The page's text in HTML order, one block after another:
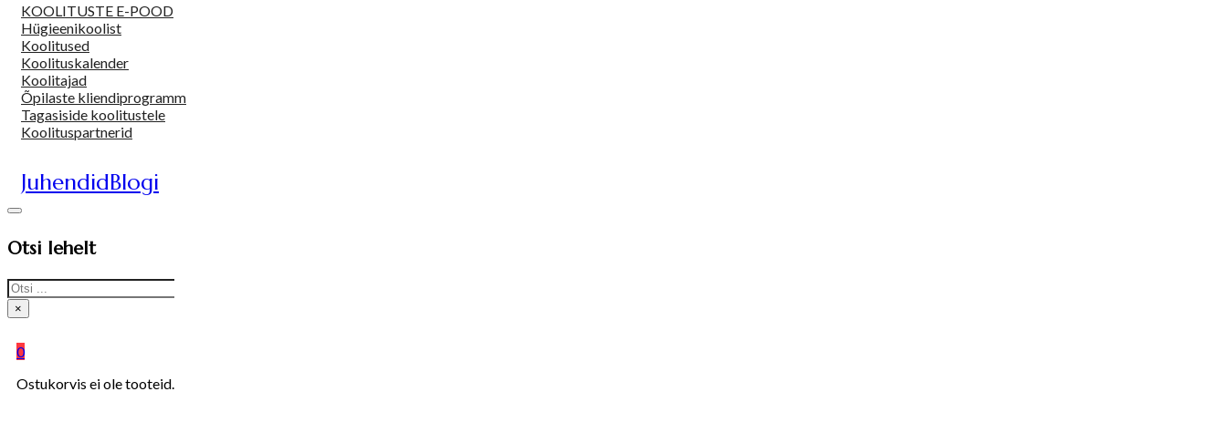
KOOLITUSTE E-POOD
Hügieenikoolist
Koolitused
Koolituskalender
Koolitajad
Õpilaste kliendiprogramm
Tagasiside koolitustele
Koolituspartnerid
JuhendidBlogi
Otsi lehelt
Search
×
0
Ostukorvis ei ole tooteid.